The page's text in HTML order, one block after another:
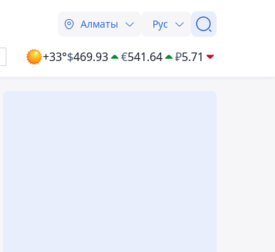
Алматы Рус
+33°$469.93 €541.64 ₽5.71